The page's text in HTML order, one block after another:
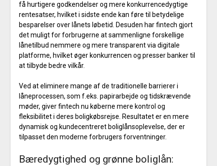
få hurtigere godkendelser og mere konkurrencedygtige
rentesatser, hvilket i sidste ende kan føre til betydelige
besparelser over lånets løbetid. Desuden har fintech gjort
det muligt for forbrugerne at sammenligne forskellige
lånetilbud nemmere og mere transparent via digitale
platforme, hvilket øger konkurrencen og presser banker til
at tilbyde bedre vilkår.
Ved at eliminere mange af de traditionelle barrierer i
låneprocessen, som f.eks. papirarbejde og tidskrævende
møder, giver fintech nu køberne mere kontrol og
fleksibilitet i deres boligkøbsrejse. Resultatet er en mere
dynamisk og kundecentreret boliglånsoplevelse, der er
tilpasset den moderne forbrugers forventninger.
Bæredygtighed og grønne boliglån: